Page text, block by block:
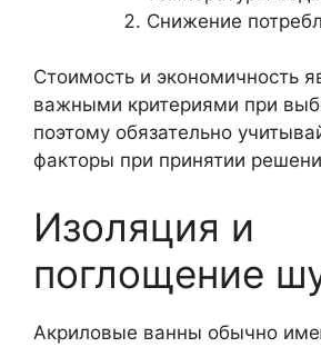
Снижение
Стоимость и экономичность
важными критериями при
поэтому обязательно
факторы при принятии
Изоляция и
поглощение
Акриловые ванны обычно